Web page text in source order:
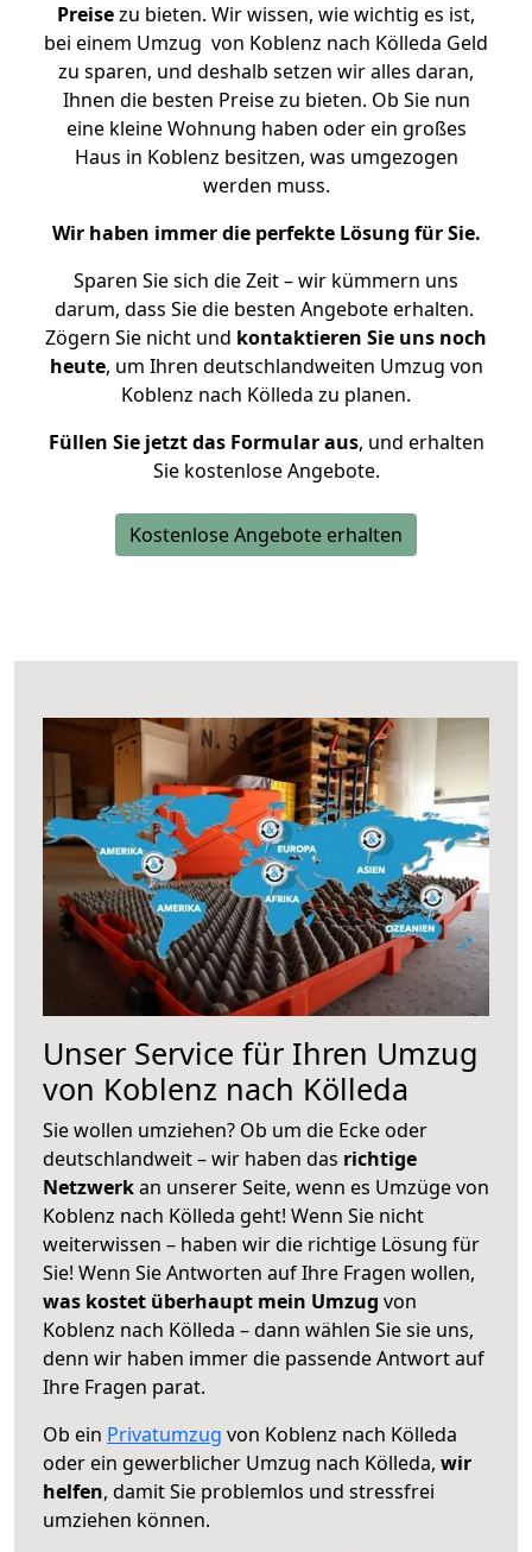
Preisezu bieten. Wir wissen, wie wichtig es ist,
bei einem Umzug von Koblenz nach Kölleda Geld
zu sparen, und deshalb setzen wir alles daran,
Ihnen die besten Preise zu bieten. Ob Sie nun
eine kleine Wohnung haben oder ein großes
Haus in Koblenz besitzen, was umgezogen
werden muss.
Wir haben immer die perfekte Lösung für Sie.
Sparen Sie sich die Zeit – wir kümmern uns
darum, dass Sie die besten Angebote erhalten.
Zögern Sie nicht und kontaktieren Sie uns noch
heute, um Ihren deutschlandweiten Umzug von
Koblenz nach Kölleda zu planen.
Füllen Sie jetzt das Formular aus, und erhalten
Sie kostenlose Angebote.
Kostenlose Angebote erhalten
Unser Service für Ihren Umzug
von Koblenz nach Kölleda
Sie wollen umziehen? Ob um die Ecke oder
deutschlandweit – wir haben das richtige
Netzwerkan unserer Seite, wenn es Umzüge von
Koblenz nach Kölleda geht! Wenn Sie nicht
weiterwissen – haben wir die richtige Lösung für
Sie! Wenn Sie Antworten auf Ihre Fragen wollen,
was kostet überhaupt mein Umzug von
Koblenz nach Kölleda – dann wählen Sie sie uns,
denn wir haben immer die passende Antwort auf
Ihre Fragen parat.
Ob ein Privatumzug von Koblenz nach Kölleda
oder ein gewerblicher Umzug nach Kölleda, wir
helfen, damit Sie problemlos und stressfrei
umziehen können.